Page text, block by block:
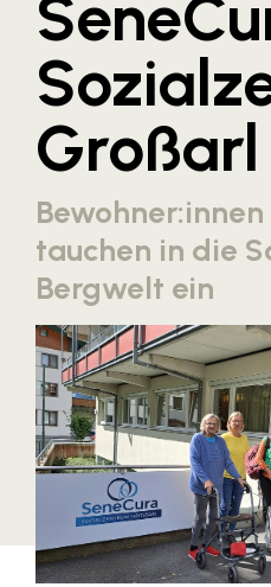
Amazon Web
Artweger
AustroCel Hallein
Blaguss
Cineplexx
Colmobil Austria
Darbo
Designer Outlets
DOMOFERM
Essity
EY
FG UBIT Salzburg
Großarl
Bewohner:innen
tauchen in die
Bergwelt ein